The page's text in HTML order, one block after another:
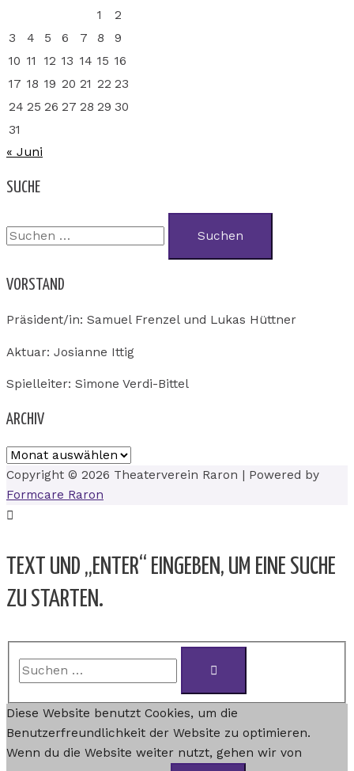
1
2
3
4 5 6 7 8
9
10 11 12 13 14 15 16
17 18 19 20 21 22 23
24 25 26 27 28 29 30
31
« Juni
SUCHE
VORSTAND
Präsident/in: Samuel Frenzel und Lukas Hüttner
Aktuar: Josianne Ittig
Spielleiter: Simone Verdi-Bittel
ARCHIV
Copyright © 2026 Theaterverein Raron | Powered by
Formcare Raron
TEXT UND „ENTER“ EINGEBEN, UM EINE SUCHE
ZU STARTEN.
Diese Website benutzt Cookies, um die
Benutzerfreundlichkeit der Website zu optimieren.
Wenn du die Website weiter nutzt, gehen wir von